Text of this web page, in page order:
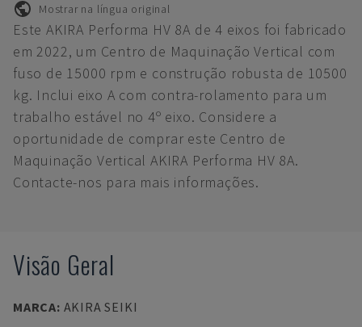
Mostrar na língua original
Este AKIRA Performa HV 8A de 4 eixos foi fabricado
em 2022, um Centro de Maquinação Vertical com
fuso de 15000 rpm e construção robusta de 10500
kg. Inclui eixo A com contra-rolamento para um
trabalho estável no 4º eixo. Considere a
oportunidade de comprar este Centro de
Maquinação Vertical AKIRA Performa HV 8A.
Contacte-nos para mais informações.
Visão Geral
MARCA: AKIRA SEIKI